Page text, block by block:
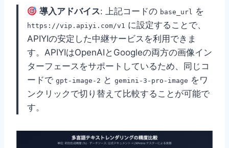
導入アドバイス: 上記コードの base_url を
https://vip.apiyi.com/v1 に設定することで、
APIYIの安定した中継サービスを利用できま
す。APIYIはOpenAIとGoogleの両方の画像イン
ターフェースをサポートしているため、同じコ
ードで gpt-image-2 と gemini-3-pro-image をワ
ンクリックで切り替えて比較することが可能で
す。